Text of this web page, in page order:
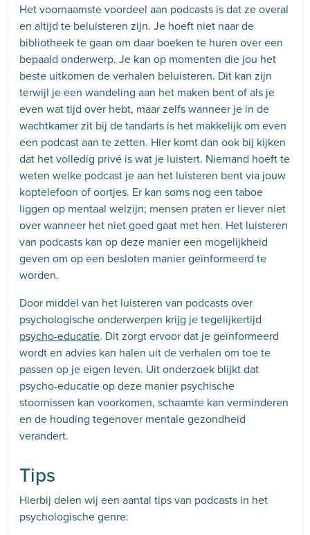
Het voornaamste voordeel aan podcasts is dat ze overal
en altijd te beluisteren zijn. Je hoeft niet naar de
bibliotheek te gaan om daar boeken te huren over een
bepaald onderwerp. Je kan op momenten die jou het
beste uitkomen de verhalen beluisteren. Dit kan zijn
terwijl je een wandeling aan het maken bent of als je
even wat tijd over hebt, maar zelfs wanneer je in de
wachtkamer zit bij de tandarts is het makkelijk om even
een podcast aan te zetten. Hier komt dan ook bij kijken
dat het volledig privé is wat je luistert. Niemand hoeft te
weten welke podcast je aan het luisteren bent via jouw
koptelefoon of oortjes. Er kan soms nog een taboe
liggen op mentaal welzijn; mensen praten er liever niet
over wanneer het niet goed gaat met hen. Het luisteren
van podcasts kan op deze manier een mogelijkheid
geven om op een besloten manier geïnformeerd te
worden.
Door middel van het luisteren van podcasts over
psychologische onderwerpen krijg je tegelijkertijd
psycho-educatie. Dit zorgt ervoor dat je geïnformeerd
wordt en advies kan halen uit de verhalen om toe te
passen op je eigen leven. Uit onderzoek blijkt dat
psycho-educatie op deze manier psychische
stoornissen kan voorkomen, schaamte kan verminderen
en de houding tegenover mentale gezondheid
verandert.
Tips
Hierbij delen wij een aantal tips van podcasts in het
psychologische genre: